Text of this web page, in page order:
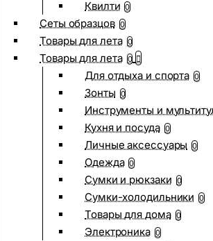
Квилти 0
Сеты образцов 0
Товары для лета 0
Товары для лета 0
Для отдыха и спорта 0
Зонты 0
Инструменты и
Кухня и посуда 0
Личные аксессуары 0
Одежда 0
Сумки и рюкзаки 0
Сумки-холодильники 0
Товары для дома 0
Электроника 0